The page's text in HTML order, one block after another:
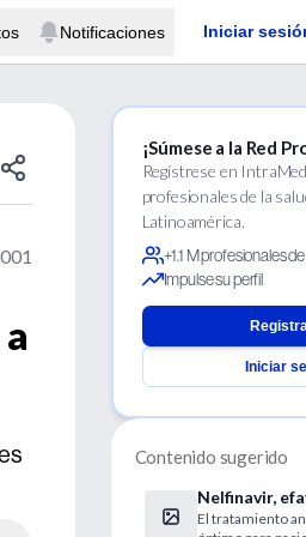
Notificaciones Iniciar
¡Súmese a la Red
Regístrese en
profesionales de la
Latinoamérica.
+1.1 M profesionales
Impulse su perfil
Iniciar
Contenido sugerido
Nelfinavir,
ambos tras
El tratamiento